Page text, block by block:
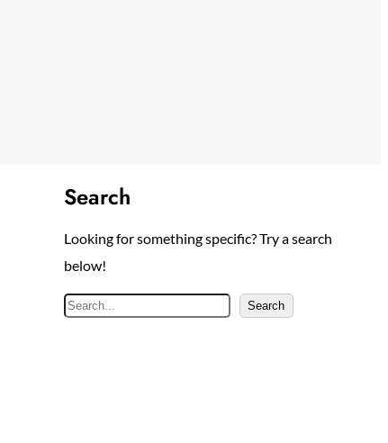
Search
Looking for something specific? Try a search
below!
S
Search